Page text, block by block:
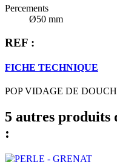
Percements
Ø50 mm
REF :
FICHE TECHNIQUE
POP VIDAGE DE
5 autres produits
: